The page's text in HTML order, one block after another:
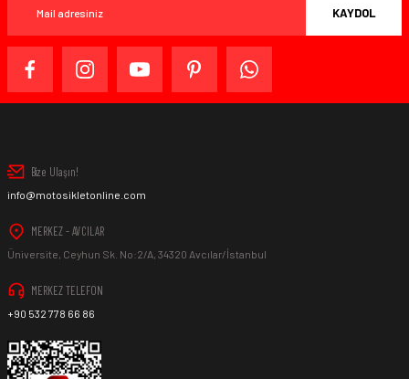
KAYDOL
Bize Ulaşın!
info@motosikletonline.com
MERKEZ - AVCILAR
Üniversite, Ceyhun Sk. No:2/A, 34320 Avcılar/İstanbul
MERKEZ TELEFON
+90 532 778 66 86